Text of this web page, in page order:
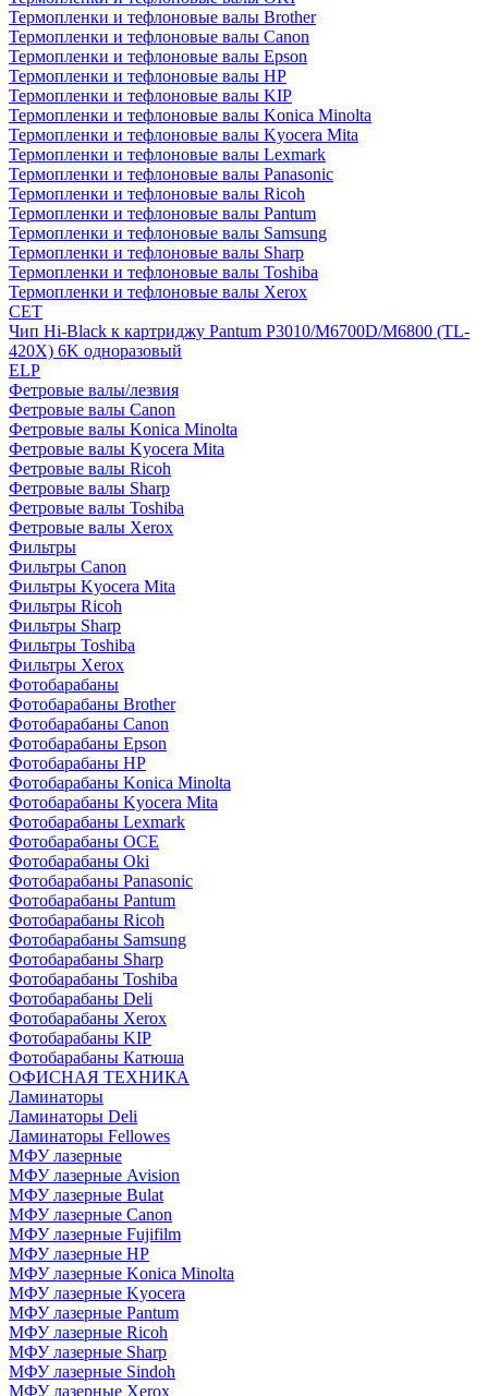
Термопленки и тефлоновые валы Brother
Термопленки и тефлоновые валы Canon
Термопленки и тефлоновые валы Epson
Термопленки и тефлоновые валы HP
Термопленки и тефлоновые валы KIP
Термопленки и тефлоновые валы Konica Minolta
Термопленки и тефлоновые валы Kyocera Mita
Термопленки и тефлоновые валы Lexmark
Термопленки и тефлоновые валы Panasonic
Термопленки и тефлоновые валы Ricoh
Термопленки и тефлоновые валы Pantum
Термопленки и тефлоновые валы Samsung
Термопленки и тефлоновые валы Sharp
Термопленки и тефлоновые валы Toshiba
Термопленки и тефлоновые валы Xerox
CET
Чип Hi-Black к картриджу Pantum P3010/M6700D/M6800 (TL-
420X) 6K одноразовый
ELP
Фетровые валы/лезвия
Фетровые валы Canon
Фетровые валы Konica Minolta
Фетровые валы Kyocera Mita
Фетровые валы Ricoh
Фетровые валы Sharp
Фетровые валы Toshiba
Фетровые валы Xerox
Фильтры
Фильтры Canon
Фильтры Kyocera Mita
Фильтры Ricoh
Фильтры Sharp
Фильтры Toshiba
Фильтры Xerox
Фотобарабаны
Фотобарабаны Brother
Фотобарабаны Canon
Фотобарабаны Epson
Фотобарабаны HP
Фотобарабаны Konica Minolta
Фотобарабаны Kyocera Mita
Фотобарабаны Lexmark
Фотобарабаны OCE
Фотобарабаны Oki
Фотобарабаны Panasonic
Фотобарабаны Pantum
Фотобарабаны Ricoh
Фотобарабаны Samsung
Фотобарабаны Sharp
Фотобарабаны Toshiba
Фотобарабаны Deli
Фотобарабаны Xerox
Фотобарабаны KIP
Фотобарабаны Катюша
ОФИСНАЯ ТЕХНИКА
Ламинаторы
Ламинаторы Deli
Ламинаторы Fellowes
МФУ лазерные
МФУ лазерные Avision
МФУ лазерные Bulat
МФУ лазерные Canon
МФУ лазерные Fujifilm
МФУ лазерные HP
МФУ лазерные Konica Minolta
МФУ лазерные Kyocera
МФУ лазерные Pantum
МФУ лазерные Ricoh
МФУ лазерные Sharp
МФУ лазерные Sindoh
МФУ лазерные Xerox